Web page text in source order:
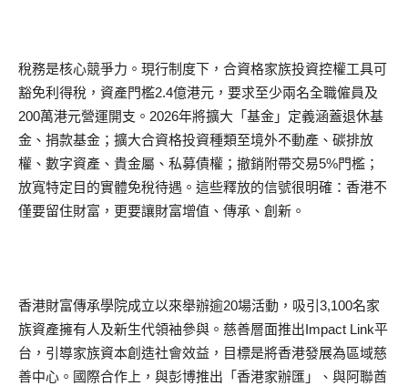
稅務是核心競爭力。現行制度下，合資格家族投資控權工具可
豁免利得稅，資產門檻2.4億港元，要求至少兩名全職僱員及
200萬港元營運開支。2026年將擴大「基金」定義涵蓋退休基
金、捐款基金；擴大合資格投資種類至境外不動產、碳排放
權、數字資產、貴金屬、私募債權；撤銷附帶交易5%門檻；
放寬特定目的實體免稅待遇。這些釋放的信號很明確：香港不
僅要留住財富，更要讓財富增值、傳承、創新。
香港財富傳承學院成立以來舉辦逾20場活動，吸引3,100名家
族資產擁有人及新生代領袖參與。慈善層面推出Impact Link平
台，引導家族資本創造社會效益，目標是將香港發展為區域慈
善中心。國際合作上，與彭博推出「香港家辦匯」、與阿聯酋